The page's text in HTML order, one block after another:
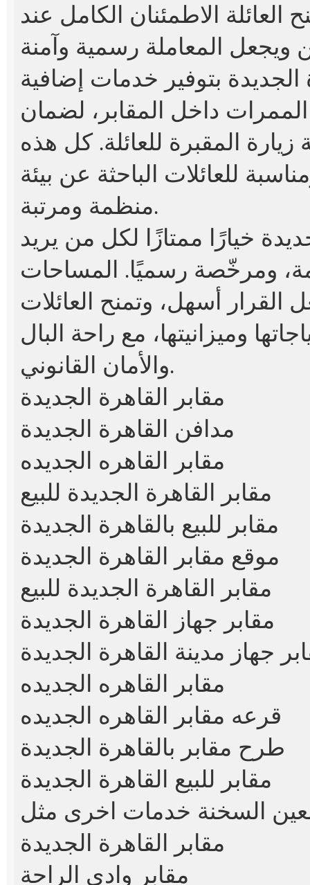
الاطمئنان الكامل عند
بتوفير خدمات إضافية
داخل المقابر، لضمان
المقبرة للعائلة. كل هذه
للعائلات الباحثة عن بيئة
منظمة ومرتبة.
خيارًا ممتازًا لكل من يريد
ومرخّصة رسميًا. المساحات
القرار أسهل، وتمنح العائلات
وميزانيتها، مع راحة البال
والأمان القانوني.
مقابر القاهرة الجديدة
مدافن القاهرة الجديدة
مقابر القاهره الجديده
مقابر القاهرة الجديدة للبيع
مقابر للبيع بالقاهرة الجديدة
موقع مقابر القاهرة الجديدة
مقابر القاهرة الجديدة للبيع
مقابر جهاز القاهرة الجديدة
جهاز مدينة القاهرة الجديدة
مقابر القاهره الجديده
قرعه مقابر القاهره الجديده
طرح مقابر بالقاهرة الجديدة
مقابر للبيع القاهرة الجديدة
السخنة
مقابر القاهرة الجديدة
مقابر وادي الراحة